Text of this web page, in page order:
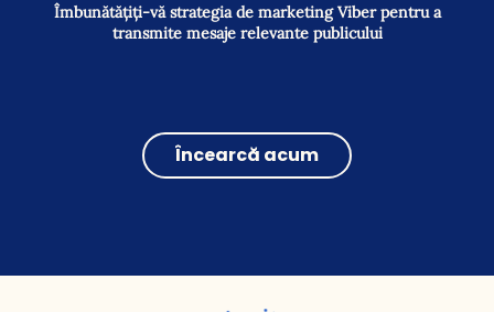
Îmbunătățiți-vă strategia de marketing Viber pentru a
transmite mesaje relevante publicului
Încearcă acum